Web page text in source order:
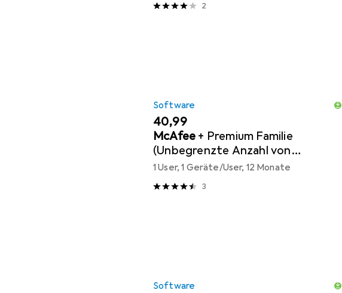
2
Software
EUR
40,99
McAfee + Premium Familie
(Unbegrenzte Anzahl von
Geräten)
1 User, 1 Geräte/User, 12 Monate
3
Software